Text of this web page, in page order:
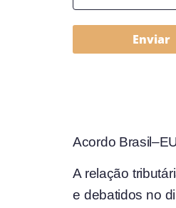
Enviar
Acordo
A relação
e debatidos no